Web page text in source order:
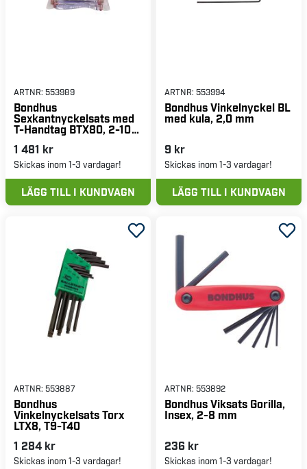
ARTNR: 553989
Bondhus
Sexkantnyckelsats med
T-Handtag BTX80, 2-10
1 481 kr
Skickas inom 1-3 vardagar!
LÄGG TILL I KUNDVAGN
ARTNR: 553994
Bondhus Vinkelnyckel BL
med kula, 2,0 mm
9 kr
Skickas inom 1-3 vardagar!
LÄGG TILL I KUNDVAGN
ARTNR: 553887
Bondhus
Vinkelnyckelsats Torx
LTX8, T9-T40
1 284 kr
Skickas inom 1-3 vardagar!
ARTNR: 553892
Bondhus Viksats Gorilla,
Insex, 2-8 mm
236 kr
Skickas inom 1-3 vardagar!